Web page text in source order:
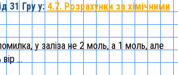
31 Гру у: 4.7. Розрахунки за хімічними
у заліза не 2 моль, а 1 моль, але
...